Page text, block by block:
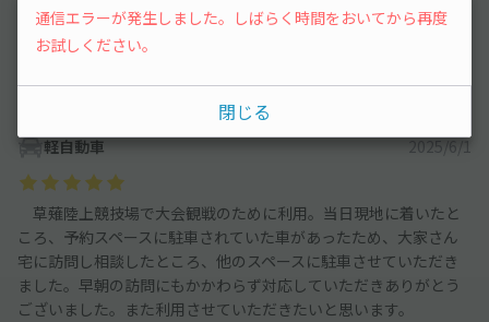
ナビ通りに行けて、アキッパの札もあり分かりやすかったです。
軽自動車 2025/6/1
草薙陸上競技場で大会観戦のために利用。当日現地に着いたと
ころ、予約スペースに駐車されていた車があったため、大家さん
宅に訪問し相談したところ、他のスペースに駐車させていただき
ました。早朝の訪問にもかかわらず対応していただきありがとう
ございました。また利用させていただきたいと思います。
通信エラーが発生しました。しばらく時間をおいてから再度
お試しください。
閉じる